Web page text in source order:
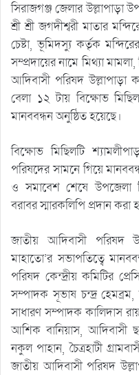
সিরাজগঞ্জ জেলার উল্লাপাড়া
শ্রী শ্রী জগদীশ্বরী মাতার
চেষ্টা, ভূমিদস্যু কর্তৃক
সম্প্রদায়ের নামে মিথ্যা
আদিবাসী পরিষদ উল্লাপাড়া
বেলা ১২ টায় বিক্ষোভ
মানববন্ধন অনুষ্ঠিত হয়েছে।
বিক্ষোভ মিছিলটি
পরিষদের সামনে গিয়ে
ও সমাবেশ শেষে উপজেলা
বরাবর স্মারকলিপি প্রদান করা
জাতীয় আদিবাসী পরিষদ
মাহাতো’র সভাপতিত্বে
পরিষদ কেন্দ্রীয় কমিটির
সম্পাদক সূভাষ চন্দ্র
সাধারণ সম্পাদক কালিদাস
আশিক বানিয়াস, আদিবাসী
নকুল পাহান, চৈত্রহাটী
জাতীয় অাদিবাসী পরিষদ